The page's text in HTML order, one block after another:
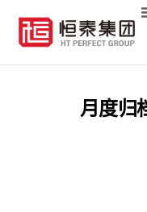
月度归